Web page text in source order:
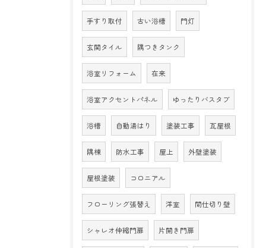
手すり取付 古い浴槽 門灯
玄関タイル 隅つきタンク
浴室リフォーム 在来
浴室アクセントパネル ゆったりバスタブ
浴槽 自動湯はり 塗装工事 瓦屋根
隅棟 防水工事 屋上 外壁塗装
屋根塗装 コロニアル
フローリング張替え 洋室 間仕切り壁
シャレオ伸縮門扉 片開き門扉